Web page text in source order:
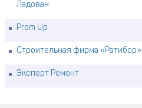
Ладован
Prom Up
Строительная фирма «Ратибор»
Эксперт Ремонт